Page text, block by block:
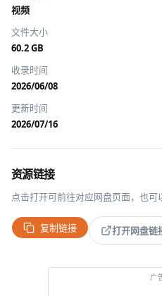
视频
文件大小
60.2 GB
收录时间
2026/06/08
更新时间
2026/07/16
资源链接
点击打开可前往对应网盘页面，也可
复制链接 打开网盘链
推